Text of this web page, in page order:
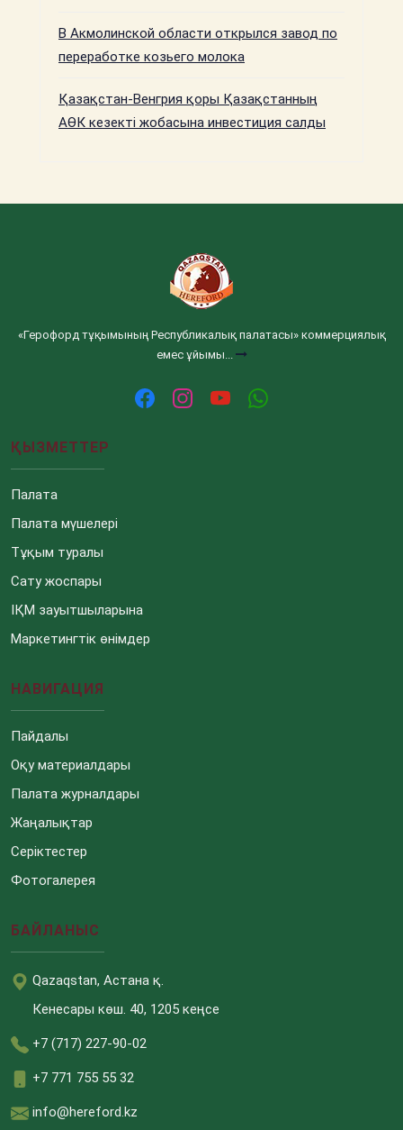
В Акмолинской области открылся завод по
переработке козьего молока
Қазақстан-Венгрия қоры Қазақстанның
АӨК кезекті жобасына инвестиция салды
«Герофорд тұқымының Республикалық палатасы» коммерциялық
емес ұйымы...
ҚЫЗМЕТТЕР
Палата
Палата мүшелері
Тұқым туралы
Сату жоспары
ІҚМ зауытшыларына
Маркетингтік өнімдер
НАВИГАЦИЯ
Пайдалы
Оқу материалдары
Палата журналдары
Жаңалықтар
Серіктестер
Фотогалерея
БАЙЛАНЫС
Qazaqstan, Астана қ.
Кенесары көш. 40, 1205 кеңсе
+7 (717) 227-90-02
+7 771 755 55 32
info@hereford.kz